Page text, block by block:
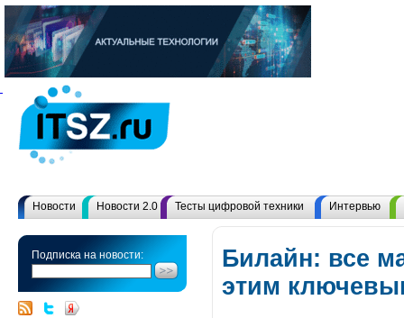
Новости Новости 2.0 Тесты цифровой техники Интервью
Подписка на новости:
Билайн: все
этим